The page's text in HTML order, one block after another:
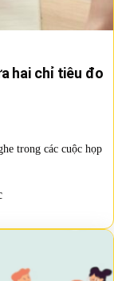
hai chỉ tiêu đo
trong các cuộc họp